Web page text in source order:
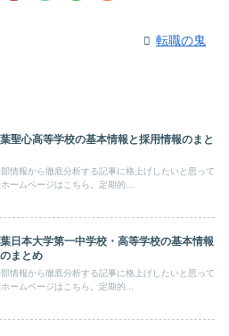
転職の鬼
葉聖心高等学校の基本情報と採用情報のまと
情報から徹底分析する記事に格上げしたいと思って
ームページはこちら。定期的...
葉日本大学第一中学校・高等学校の基本情報
まとめ
情報から徹底分析する記事に格上げしたいと思って
ームページはこちら。定期的...